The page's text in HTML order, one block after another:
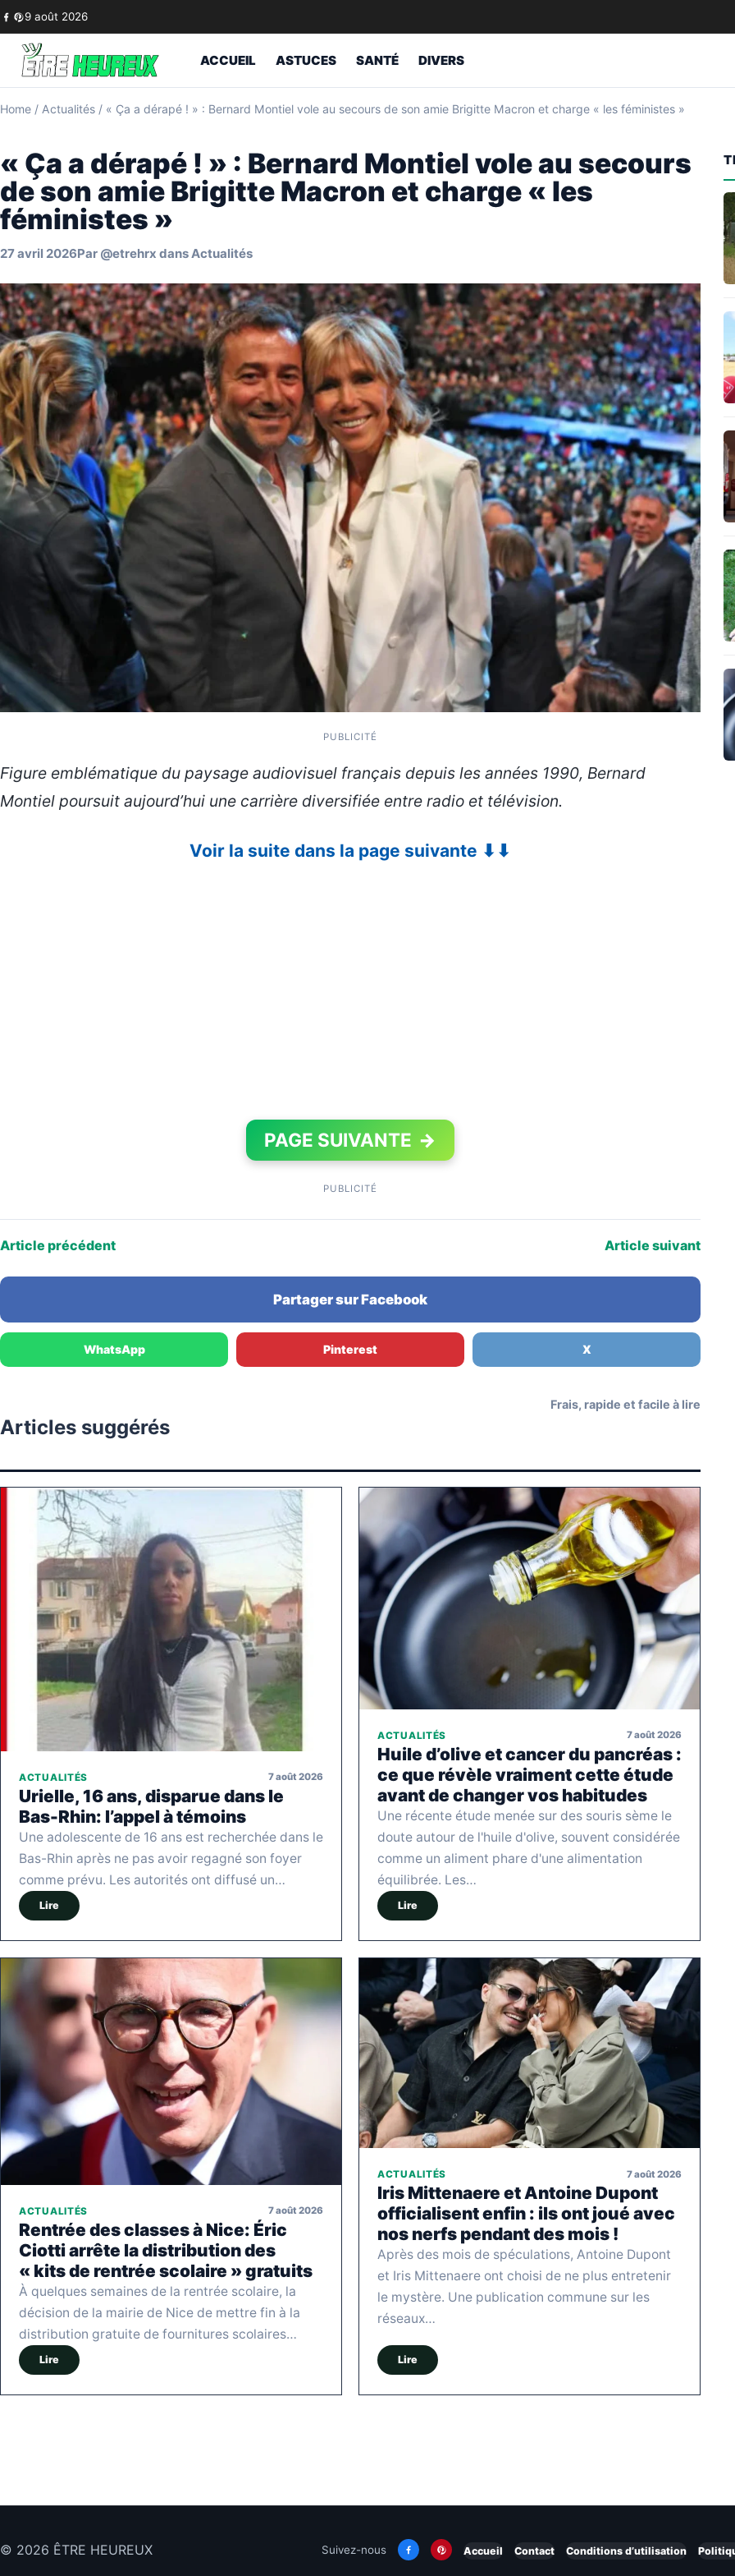
Skip to content
9 août 2026
ACCUEIL ASTUCES SANTÉ DIVERS
Home / Actualités / « Ça a dérapé ! » : Bernard Montiel vole au secours de son amie Brigitte Macron et charge « les féministes »
« Ça a dérapé ! » : Bernard Montiel vole au secours
de son amie Brigitte Macron et charge « les
féministes »
27 avril 2026Par @etrehrx dansActualités
PUBLICITÉ
Figure emblématique du paysage audiovisuel français depuis les années 1990, Bernard
Montiel poursuit aujourd’hui une carrière diversifiée entre radio et télévision.
Voir la suite dans la page suivante ⬇⬇
PAGE SUIVANTE →
PUBLICITÉ
Article précédent Article suivant
Partager sur Facebook
WhatsApp Pinterest X
Articles suggérés
Frais, rapide et facile à lire
ACTUALITÉS 7 août 2026
Urielle, 16 ans, disparue dans le
Bas-Rhin: l’appel à témoins
Une adolescente de 16 ans est recherchée dans le
Bas-Rhin après ne pas avoir regagné son foyer
comme prévu. Les autorités ont diffusé un…
Lire
ACTUALITÉS 7 août 2026
Huile d’olive et cancer du pancréas :
ce que révèle vraiment cette étude
avant de changer vos habitudes
Une récente étude menée sur des souris sème le
doute autour de l'huile d'olive, souvent considérée
comme un aliment phare d'une alimentation
équilibrée. Les…
Lire
ACTUALITÉS 7 août 2026
Rentrée des classes à Nice: Éric
Ciotti arrête la distribution des
« kits de rentrée scolaire » gratuits
À quelques semaines de la rentrée scolaire, la
décision de la mairie de Nice de mettre fin à la
distribution gratuite de fournitures scolaires…
Lire
ACTUALITÉS 7 août 2026
Iris Mittenaere et Antoine Dupont
officialisent enfin : ils ont joué avec
nos nerfs pendant des mois !
Après des mois de spéculations, Antoine Dupont
et Iris Mittenaere ont choisi de ne plus entretenir
le mystère. Une publication commune sur les
réseaux…
Lire
© 2026 ÊTRE HEUREUX Suivez-nous Accueil Contact Conditions d’utilisation